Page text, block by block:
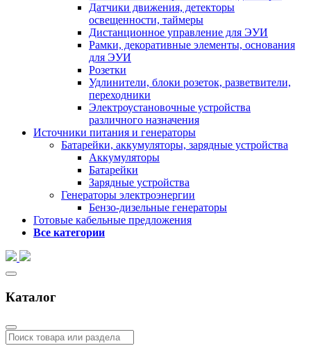
Датчики движения, детекторы
освещенности, таймеры
Дистанционное управление для ЭУИ
Рамки, декоративные элементы, основания
для ЭУИ
Розетки
Удлинители, блоки розеток, разветвители,
переходники
Электроустановочные устройства
различного назначения
Источники питания и генераторы
Батарейки, аккумуляторы, зарядные устройства
Аккумуляторы
Батарейки
Зарядные устройства
Генераторы электроэнергии
Бензо-дизельные генераторы
Готовые кабельные предложения
Все категории
Каталог